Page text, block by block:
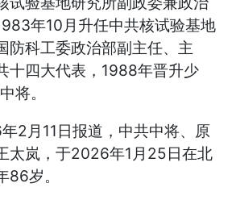
年10月升任中共核试验基地
防科工委政治部副主任、主
十四大代表，1988年晋升少
将。
2月11日报道，中共中将、原
太岚，于2026年1月25日在北
86岁。